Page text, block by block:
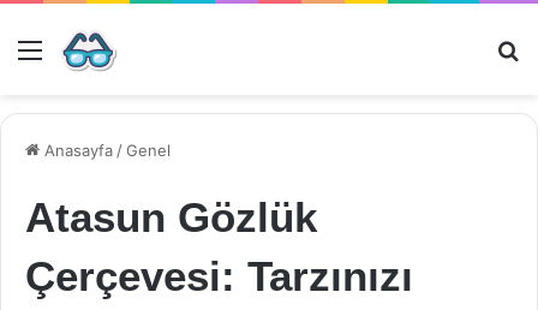
Menü
Anasayfa /Genel
Atasun Gözlük
Çerçevesi: Tarzınızı